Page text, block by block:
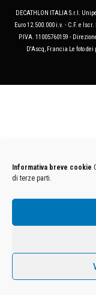
Informativa breve cookie
di terze parti.
DECATHLON ITALIA S.r.l.
Euro 12.500.000 i.v. - C.F. e
P.IVA. 11005760159 -
D'Ascq, Francia Le foto